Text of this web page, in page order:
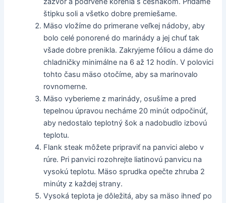
štipku soli a všetko dobre premiešame.
Mäso vložíme do primerane veľkej nádoby, aby
bolo celé ponorené do marinády a jej chuť tak
všade dobre prenikla. Zakryjeme fóliou a dáme do
chladničky minimálne na 6 až 12 hodín. V polovici
tohto času mäso otočíme, aby sa marinovalo
rovnomerne.
Mäso vyberieme z marinády, osušíme a pred
tepelnou úpravou necháme 20 minút odpočinúť,
aby nedostalo teplotný šok a nadobudlo izbovú
teplotu.
Flank steak môžete pripraviť na panvici alebo v
rúre. Pri panvici rozohrejte liatinovú panvicu na
vysokú teplotu. Mäso sprudka opečte zhruba 2
minúty z každej strany.
Vysoká teplota je dôležitá, aby sa mäso ihneď po